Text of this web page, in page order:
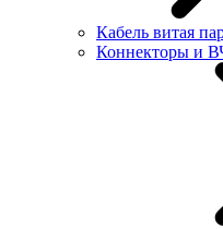
Кабель витая
Коннекторы и